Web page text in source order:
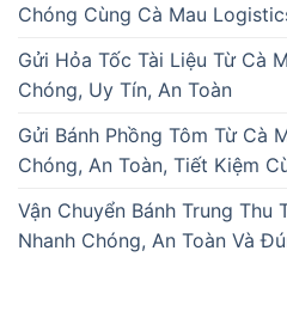
Chóng Cùng Cà Mau
Gửi Hỏa Tốc Tài Liệu Từ Cà
Chóng, Uy Tín, An Toàn
Gửi Bánh Phồng Tôm Từ Cà
Chóng, An Toàn, Tiết Kiệm
Vận Chuyển Bánh Trung Thu
Nhanh Chóng, An Toàn Và